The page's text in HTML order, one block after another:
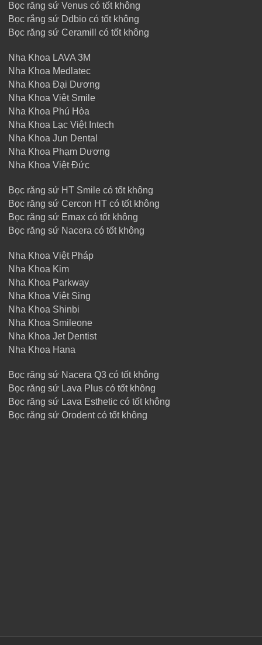
Bọc răng sứ Venus có tốt không
Bọc rắng sứ Ddbio có tốt không
Bọc răng sứ Ceramill có tốt không
Nha Khoa LAVA 3M
Nha Khoa Medlatec
Nha Khoa Đại Dương
Nha Khoa Việt Smile
Nha Khoa Phú Hòa
Nha Khoa Lạc Việt Intech
Nha Khoa Jun Dental
Nha Khoa Phạm Dương
Nha Khoa Việt Đức
Bọc răng sứ HT Smile có tốt không
Bọc răng sứ Cercon HT có tốt không
Bọc răng sứ Emax có tốt không
Bọc răng sứ Nacera có tốt không
Nha Khoa Việt Pháp
Nha Khoa Kim
Nha Khoa Parkway
Nha Khoa Việt Sing
Nha Khoa Shinbi
Nha Khoa Smileone
Nha Khoa Jet Dentist
Nha Khoa Hana
Bọc răng sứ Nacera Q3 có tốt không
Bọc răng sứ Lava Plus có tốt không
Bọc răng sứ Lava Esthetic có tốt không
Bọc răng sứ Orodent có tốt không